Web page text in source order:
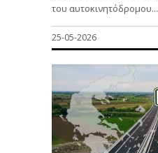
του αυτοκινητόδρομου...
25-05-2026